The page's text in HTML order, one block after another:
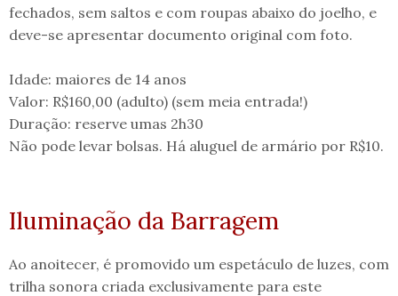
fechados, sem saltos e com roupas abaixo do joelho, e
deve-se apresentar documento original com foto.
Idade: maiores de 14 anos
Valor: R$160,00 (adulto) (sem meia entrada!)
Duração: reserve umas 2h30
Não pode levar bolsas. Há aluguel de armário por R$10.
Iluminação da Barragem
Ao anoitecer, é promovido um espetáculo de luzes, com
trilha sonora criada exclusivamente para este